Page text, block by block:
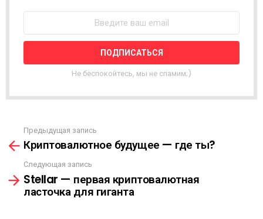
О
Т
Н
Я
А
С
Ы
Л
К
А
Не беспокойтесь, мы не спамим;)
м
р
Предыдущая запись
Криптовалютное будущее — где ты?
Следующая запись
Stellar — первая криптовалютная
ласточка для гиганта